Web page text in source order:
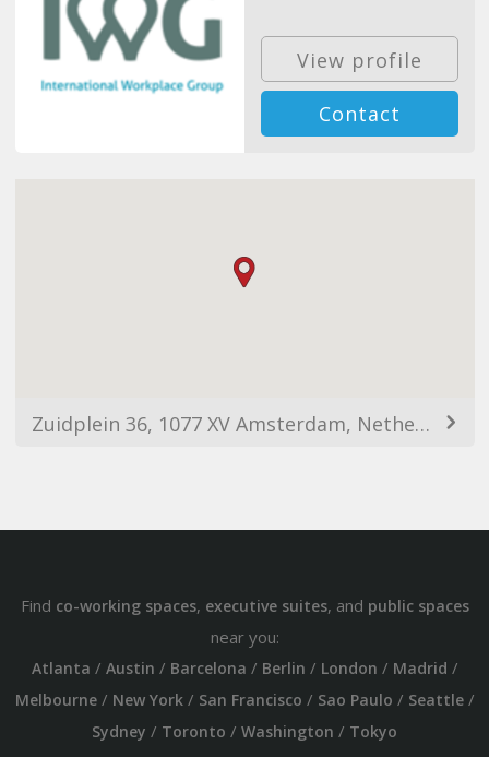
View profile
Contact
Zuidplein 36, 1077 XV Amsterdam, Netherlands
Find co-working spaces, executive suites, and public spaces
near you:
Atlanta / Austin / Barcelona / Berlin / London / Madrid /
Melbourne/ New York/ San Francisco / Sao Paulo / Seattle/
Sydney / Toronto / Washington / Tokyo